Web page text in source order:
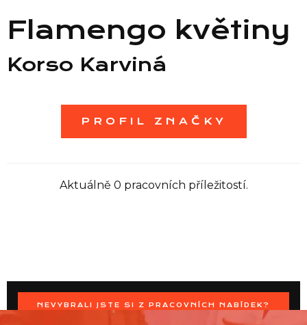
Informace
Flamengo květiny
Korso Karviná
PROFIL ZNAČKY
Aktuálně 0 pracovních příležitostí.
NEVYBRALI JSTE SI Z PRACOVNÍCH NABÍDEK?
OSLOVTE PRODEJNU PŘÍMO S VAŠIMI ČASOVÝMI